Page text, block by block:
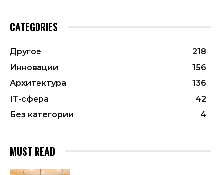
CATEGORIES
Другое
218
Инновации
156
Архитектура
136
ІТ-сфера
42
Без категории
4
MUST READ